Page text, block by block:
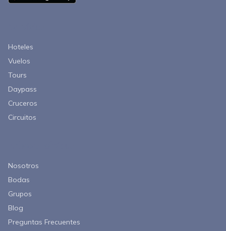
Hoteles
Vuelos
Tours
Daypass
Cruceros
Circuitos
Nosotros
Bodas
Grupos
Blog
Preguntas Frecuentes